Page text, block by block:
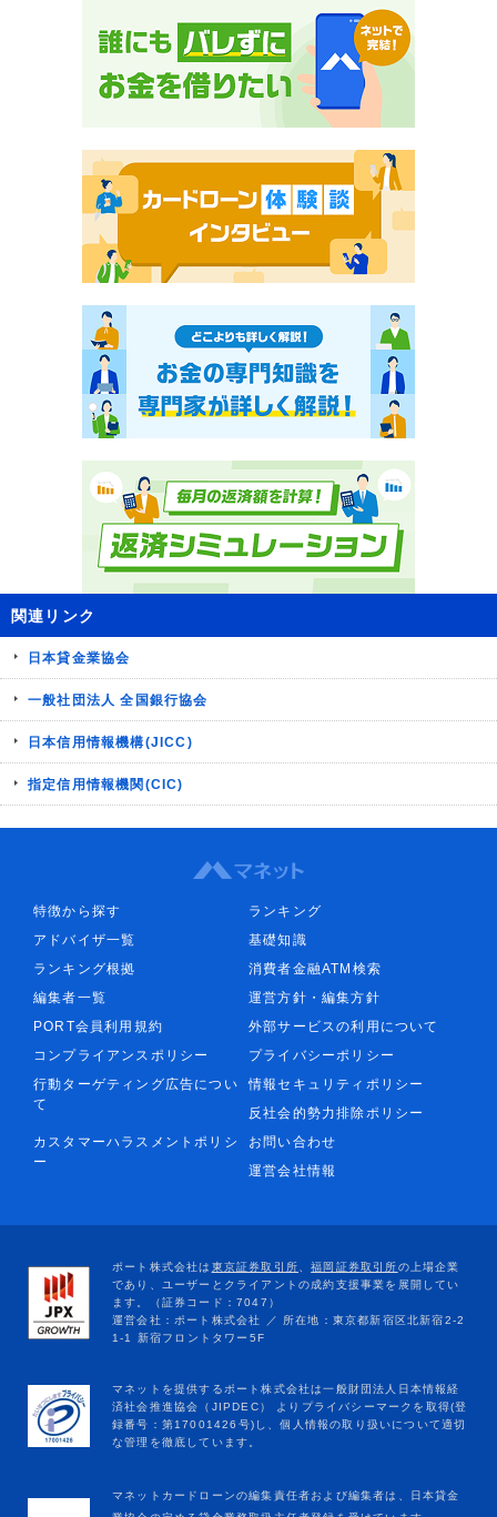
関連リンク
日本貸金業協会
一般社団法人 全国銀行協会
日本信用情報機構(JICC)
指定信用情報機関(CIC)
特徴から探す
ランキング
アドバイザ一覧
基礎知識
ランキング根拠
消費者金融ATM検索
編集者一覧
運営方針・編集方針
PORT会員利用規約
外部サービスの利用について
コンプライアンスポリシー
プライバシーポリシー
行動ターゲティング広告につい
て
情報セキュリティポリシー
反社会的勢力排除ポリシー
カスタマーハラスメントポリシ
ー
お問い合わせ
運営会社情報
マネットカードローンの編集責任者および編集者は、日本貸金